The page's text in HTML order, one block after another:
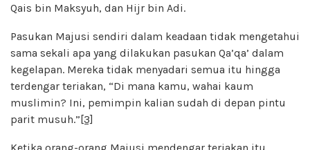
Qais bin Maksyuh, dan Hijr bin Adi.
Pasukan Majusi sendiri dalam keadaan tidak mengetahui
sama sekali apa yang dilakukan pasukan Qa’qa’ dalam
kegelapan. Mereka tidak menyadari semua itu hingga
terdengar teriakan, “Di mana kamu, wahai kaum
muslimin? Ini, pemimpin kalian sudah di depan pintu
parit musuh.”[3]
Ketika orang-orang Majusi mendengar teriakan itu,